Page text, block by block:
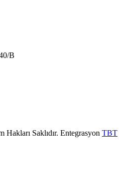
B
Saklıdır. Entegrasyon TBT